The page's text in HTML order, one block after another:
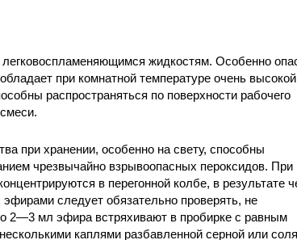
жидкостям. Особенно
при комнатной температуре очень высокой
распространяться по поверхности рабочего
при хранении, особенно на свету, способны
чрезвычайно взрывоопасных пероксидов. При
в перегонной колбе, в результате
следует обязательно проверять, не
2—3 мл эфира встряхивают в пробирке с равным
каплями разбавленной серной или